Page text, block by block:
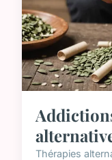
Thérapies